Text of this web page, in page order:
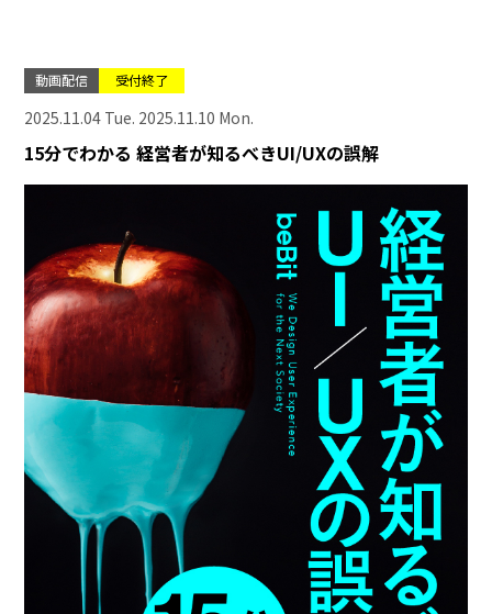
動画配信 受付終了
2025.11.04 Tue. 2025.11.10 Mon.
15分でわかる 経営者が知るべきUI/UXの誤解